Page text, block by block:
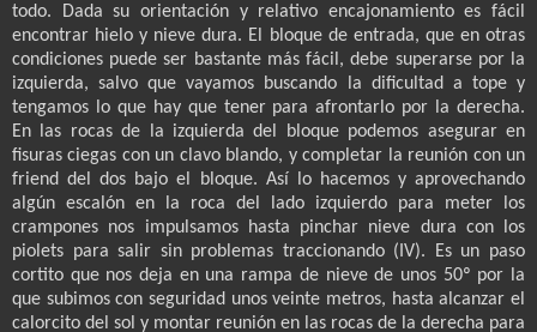
todo. Dada su orientación y relativo encajonamiento es fácil
encontrar hielo y nieve dura. El bloque de entrada, que en otras
condiciones puede ser bastante más fácil, debe superarse por la
izquierda, salvo que vayamos buscando la dificultad a tope y
tengamos lo que hay que tener para afrontarlo por la derecha.
En las rocas de la izquierda del bloque podemos asegurar en
fisuras ciegas con un clavo blando, y completar la reunión con un
friend del dos bajo el bloque. Así lo hacemos y aprovechando
algún escalón en la roca del lado izquierdo para meter los
crampones nos impulsamos hasta pinchar nieve dura con los
piolets para salir sin problemas traccionando (IV). Es un paso
cortito que nos deja en una rampa de nieve de unos 50º por la
que subimos con seguridad unos veinte metros, hasta alcanzar el
calorcito del sol y montar reunión en las rocas de la derecha para